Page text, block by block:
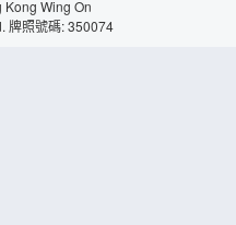
Wing On
牌照號碼: 350074